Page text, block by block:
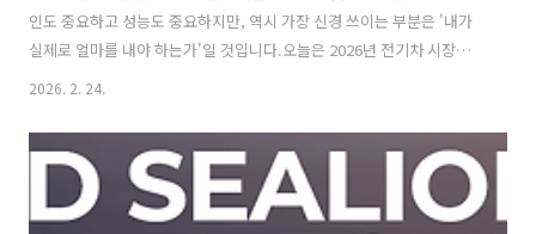
인도 중요하고 성능도 중요하지만, 역시 가장 신경 쓰이는 부분은 '내가
실제로 얼마를 내야 하는가'일 것입니다.오늘은 2026년 전기차 시장의
뜨거운 감자인 BYD 씨라이언7의 가격과 보조금, 그리고 경쟁 모델과의
다."가성비일까, 갓성비일까?" BYD 씨라이언7 실구매가 완벽 분석가격
의 시작, 출고가는 얼마일까요?자동차의 '출고가'는 과자 봉지에 적힌 권
장소비자가격과 비슷합니다. BYD 씨라이언7은 전 세계적으로 인기를 끌
고 있는 모델인 만큼, 한국 시장에서도 매우 전략적인 가격으로 출시되었
2026. 2. 24.